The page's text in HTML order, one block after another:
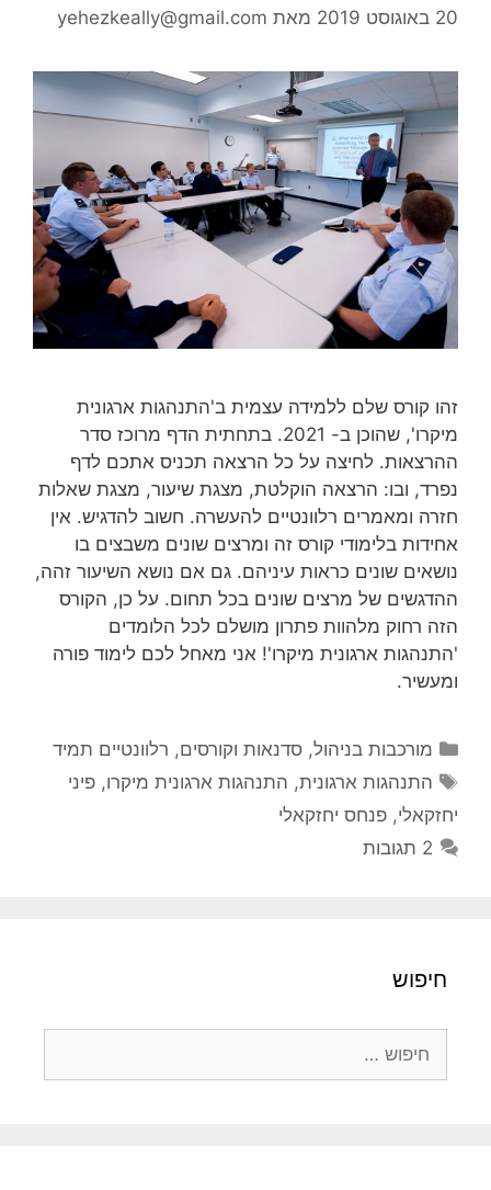
20 באוגוסט 2019 מאת yehezkeally@gmail.com
זהו קורס שלם ללמידה עצמית ב'התנהגות ארגונית
מיקרו', שהוכן ב- 2021. בתחתית הדף מרוכז סדר
ההרצאות. לחיצה על כל הרצאה תכניס אתכם לדף
נפרד, ובו: הרצאה הוקלטת, מצגת שיעור, מצגת שאלות
חזרה ומאמרים רלוונטיים להעשרה. חשוב להדגיש. אין
אחידות בלימודי קורס זה ומרצים שונים משבצים בו
נושאים שונים כראות עיניהם. גם אם נושא השיעור זהה,
ההדגשים של מרצים שונים בכל תחום. על כן, הקורס
הזה רחוק מלהוות פתרון מושלם לכל הלומדים
'התנהגות ארגונית מיקרו'! אני מאחל לכם לימוד פורה
ומעשיר.
קטגוריות
מורכבות בניהול,סדנאות וקורסים, רלוונטיים תמיד
תגיות
התנהגות ארגונית, התנהגות ארגונית מיקרו,פיני
יחזקאלי, פנחס יחזקאלי
2 תגובות
חיפוש